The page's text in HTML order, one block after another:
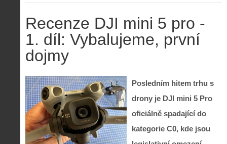
Recenze DJI mini 5 pro -
1. díl: Vybalujeme, první
dojmy
Posledním hitem trhu s
drony je DJI mini 5 Pro
oficiálně spadající do
kategorie C0, kde jsou